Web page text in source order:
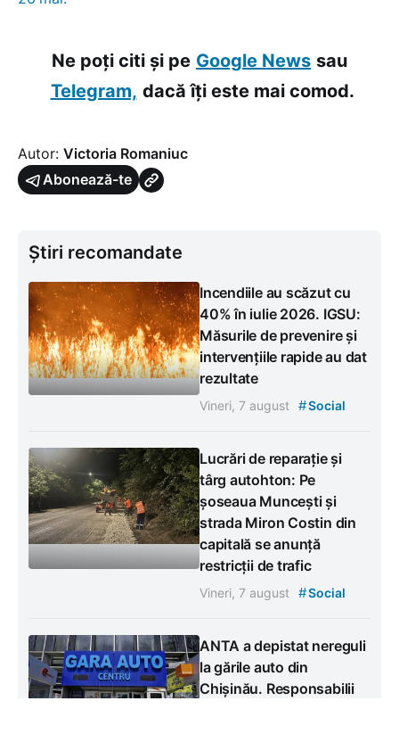
Ne poți citi și pe Google News sau
Telegram, dacă îți este mai comod.
Autor: Victoria Romaniuc
Abonează-te
Știri recomandate
Incendiile au scăzut cu
40% în iulie 2026. IGSU:
Măsurile de prevenire și
intervențiile rapide au dat
rezultate
Vineri, 7 august #Social
Lucrări de reparație și
târg autohton: Pe
șoseaua Muncești și
strada Miron Costin din
capitală se anunță
restricții de trafic
Vineri, 7 august #Social
ANTA a depistat nereguli
la gările auto din
Chișinău. Responsabilii